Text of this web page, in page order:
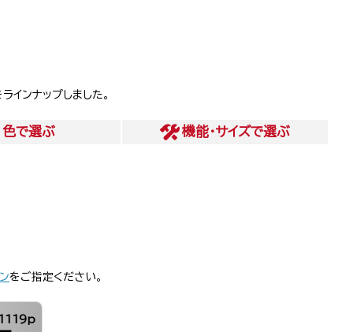
ンナップしました。
色で選ぶ 機能・サイズで選ぶ
をご指定ください。